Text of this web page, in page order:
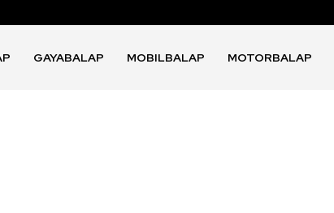
GAYABALAP MOBILBALAP MOTORBALAP